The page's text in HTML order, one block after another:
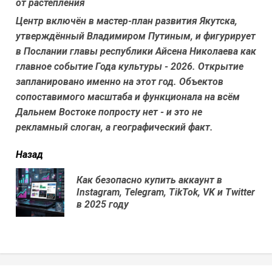
от растепления
Центр включён в мастер-план развития Якутска,
утверждённый Владимиром Путиным, и фигурирует
в Послании главы республики Айсена Николаева как
главное событие Года культуры - 2026. Открытие
запланировано именно на этот год. Объектов
сопоставимого масштаба и функционала на всём
Дальнем Востоке попросту нет - и это не
рекламный слоган, а географический факт.
читать
еще
Назад
Как безопасно купить аккаунт в
Instagram, Telegram, TikTok, VK и Twitter
в 2025 году